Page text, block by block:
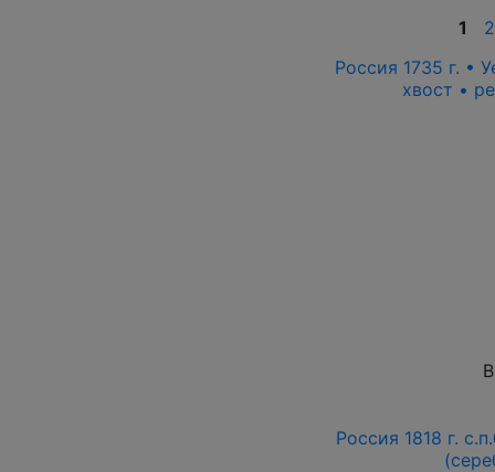
1
2
Россия 1735 г. •
хвост •
Россия 1818 г.